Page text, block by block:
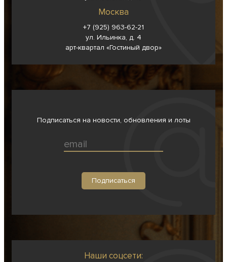
Москва
+7 (925) 963-62-21
ул. Ильинка, д. 4
арт-квартал «Гостиный двор»
Подписаться на новости, обновления и лоты
Наши соцсети: